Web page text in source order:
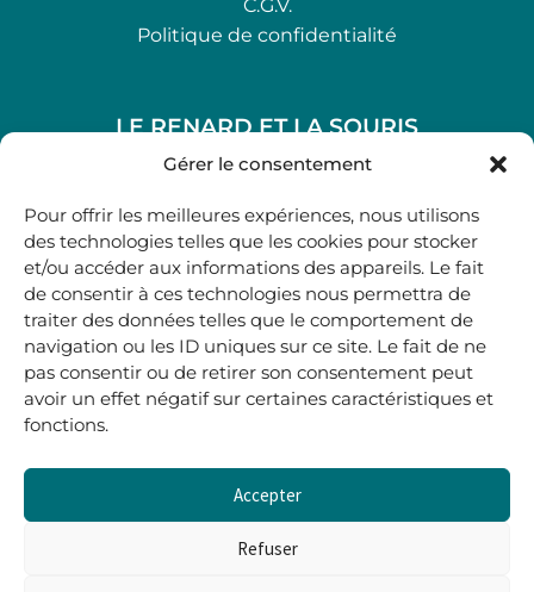
Gérer le consentement
Pour offrir les meilleures expériences, nous utilisons
des technologies telles que les cookies pour stocker
et/ou accéder aux informations des appareils. Le fait
de consentir à ces technologies nous permettra de
traiter des données telles que le comportement de
navigation ou les ID uniques sur ce site. Le fait de ne
pas consentir ou de retirer son consentement peut
avoir un effet négatif sur certaines caractéristiques et
fonctions.
Accepter
Refuser
C.G.V.
Politique de confidentialité
LE RENARD ET LA SOURIS
48, rue Maubec 33210 LANGON
05 40 41 37 18
.
MARDI AU SAMEDI
10H00-12H45 | 14H00 -19H00
boutique@lerenardetlasouris.com